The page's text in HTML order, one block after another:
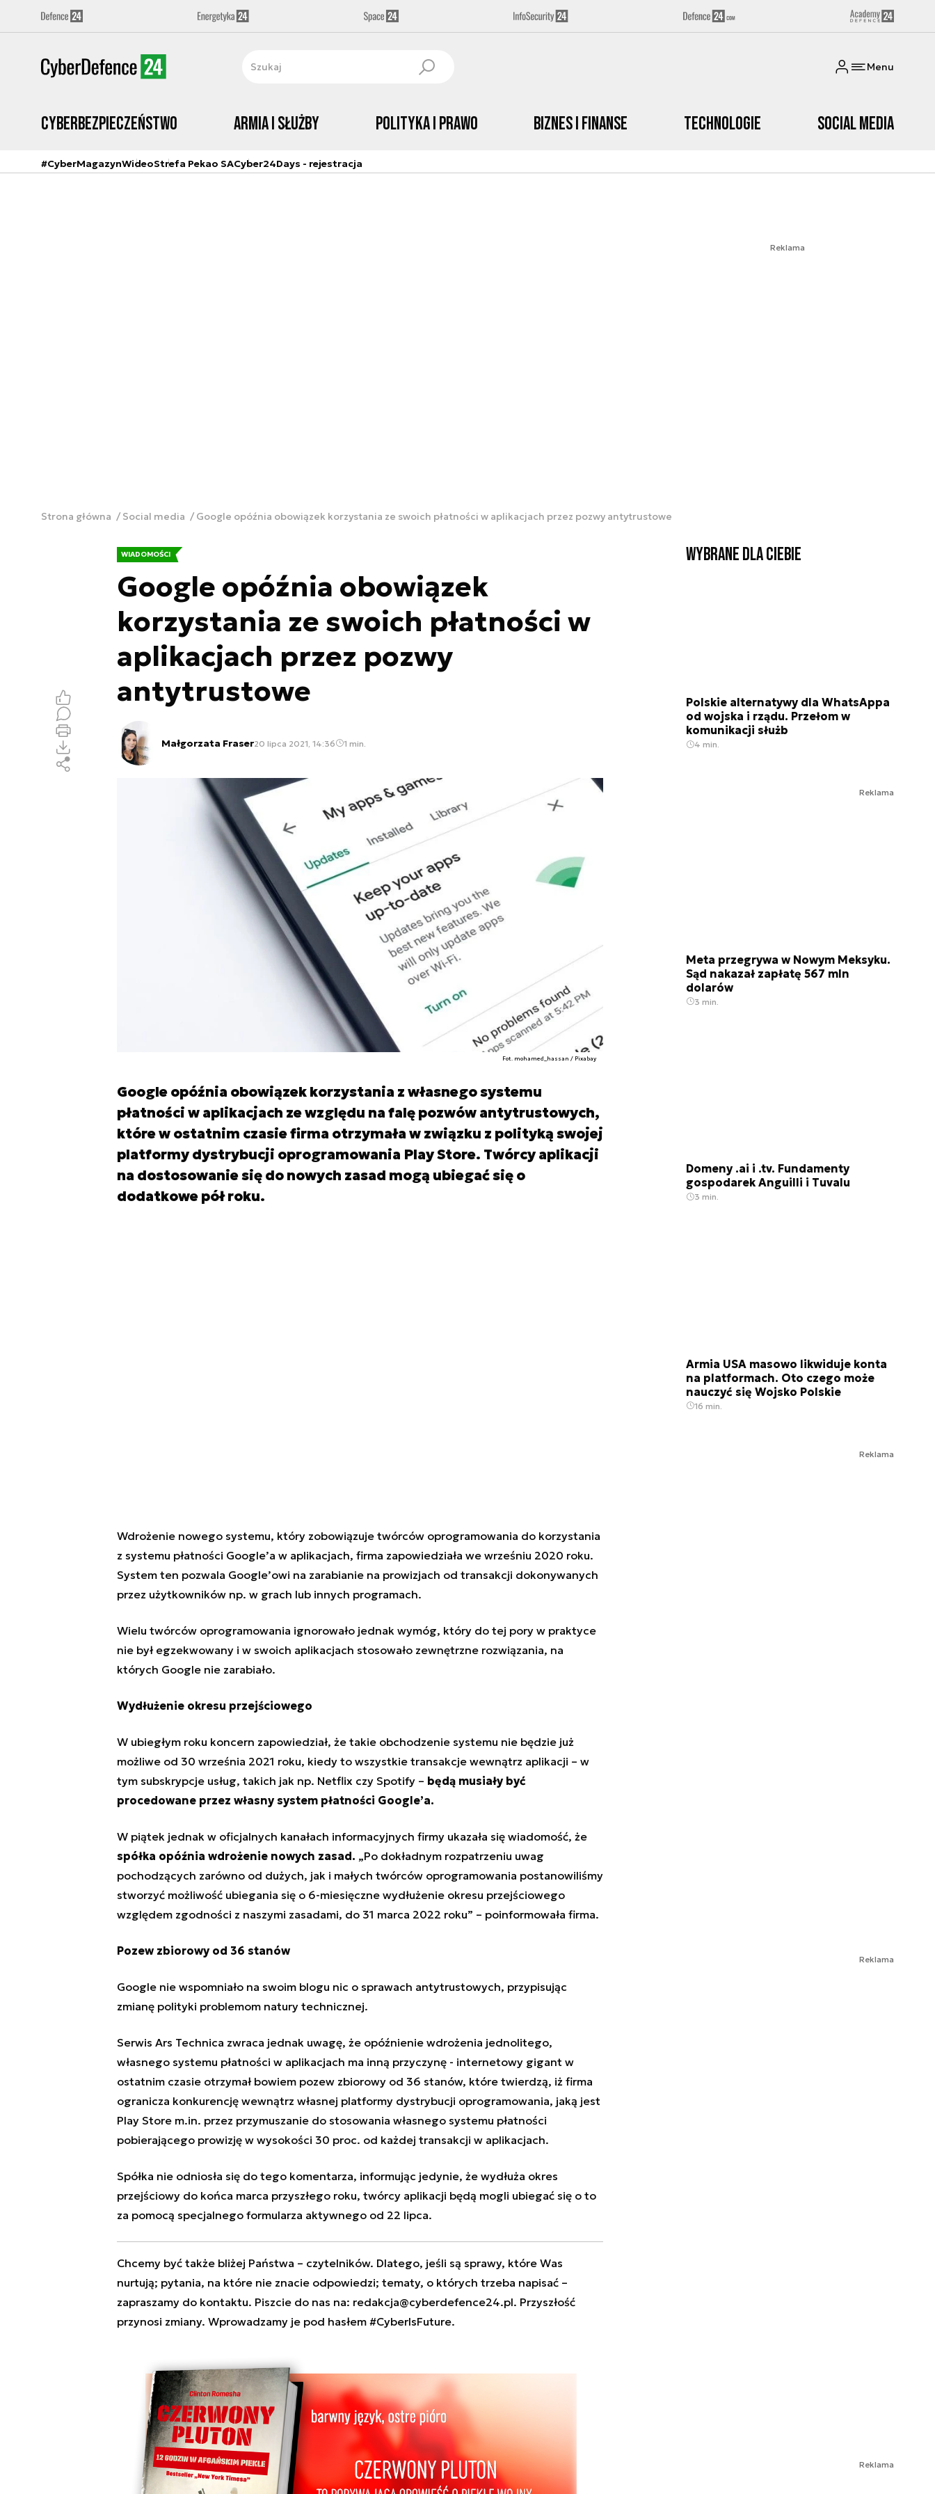
Menu
Cyberbezpieczeństwo Armia i Służby Polityka i prawo Biznes i Finanse Technologie Social media
#CyberMagazynWideoStrefa Pekao SACyber24Days - rejestracja
Reklama
Strona główna Social media Google opóźnia obowiązek korzystania ze swoich płatności w aplikacjach przez pozwy antytrustowe
WIADOMOŚCI
Google opóźnia obowiązek
korzystania ze swoich płatności w
aplikacjach przez pozwy
antytrustowe
Małgorzata Fraser20 lipca 2021, 14:36 1 min.
Fot. mohamed_hassan / Pixabay
Google opóźnia obowiązek korzystania z własnego systemu
płatności w aplikacjach ze względu na falę pozwów antytrustowych,
które w ostatnim czasie firma otrzymała w związku z polityką swojej
platformy dystrybucji oprogramowania Play Store. Twórcy aplikacji
na dostosowanie się do nowych zasad mogą ubiegać się o
dodatkowe pół roku.
Wdrożenie nowego systemu, który zobowiązuje twórców oprogramowania do korzystania
z systemu płatności Google’a w aplikacjach, firma zapowiedziała we wrześniu 2020 roku.
System ten pozwala Google’owi na zarabianie na prowizjach od transakcji dokonywanych
przez użytkowników np. w grach lub innych programach.
Wielu twórców oprogramowania ignorowało jednak wymóg, który do tej pory w praktyce
nie był egzekwowany i w swoich aplikacjach stosowało zewnętrzne rozwiązania, na
których Google nie zarabiało.
Wydłużenie okresu przejściowego
W ubiegłym roku koncern zapowiedział, że takie obchodzenie systemu nie będzie już
możliwe od 30 września 2021 roku, kiedy to wszystkie transakcje wewnątrz aplikacji – w
tym subskrypcje usług, takich jak np. Netflix czy Spotify – będą musiały być
procedowane przez własny system płatności Google’a.
W piątek jednak w oficjalnych kanałach informacyjnych firmy ukazała się wiadomość, że
spółka opóźnia wdrożenie nowych zasad. „Po dokładnym rozpatrzeniu uwag
pochodzących zarówno od dużych, jak i małych twórców oprogramowania postanowiliśmy
stworzyć możliwość ubiegania się o 6-miesięczne wydłużenie okresu przejściowego
względem zgodności z naszymi zasadami, do 31 marca 2022 roku” – poinformowała firma.
Pozew zbiorowy od 36 stanów
Google nie wspomniało na swoim blogu nic o sprawach antytrustowych, przypisując
zmianę polityki problemom natury technicznej.
Serwis Ars Technica zwraca jednak uwagę, że opóźnienie wdrożenia jednolitego,
własnego systemu płatności w aplikacjach ma inną przyczynę - internetowy gigant w
ostatnim czasie otrzymał bowiem pozew zbiorowy od 36 stanów, które twierdzą, iż firma
ogranicza konkurencję wewnątrz własnej platformy dystrybucji oprogramowania, jaką jest
Play Store m.in. przez przymuszanie do stosowania własnego systemu płatności
pobierającego prowizję w wysokości 30 proc. od każdej transakcji w aplikacjach.
Spółka nie odniosła się do tego komentarza, informując jedynie, że wydłuża okres
przejściowy do końca marca przyszłego roku, twórcy aplikacji będą mogli ubiegać się o to
za pomocą specjalnego formularza aktywnego od 22 lipca.
Chcemy być także bliżej Państwa – czytelników. Dlatego, jeśli są sprawy, które Was
nurtują; pytania, na które nie znacie odpowiedzi; tematy, o których trzeba napisać –
zapraszamy do kontaktu. Piszcie do nas na: redakcja@cyberdefence24.pl. Przyszłość
przynosi zmiany. Wprowadzamy je pod hasłem #CyberIsFuture.
Wybrane dla Ciebie
Polskie alternatywy dla WhatsAppa
od wojska i rządu. Przełom w
komunikacji służb
4 min.
Reklama
Meta przegrywa w Nowym Meksyku.
Sąd nakazał zapłatę 567 mln
dolarów
3 min.
Domeny .ai i .tv. Fundamenty
gospodarek Anguilli i Tuvalu
3 min.
Armia USA masowo likwiduje konta
na platformach. Oto czego może
nauczyć się Wojsko Polskie
16 min.
Reklama
Reklama
Reklama